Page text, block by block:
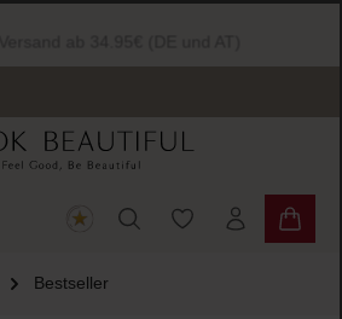
Du hast 0
Bestseller